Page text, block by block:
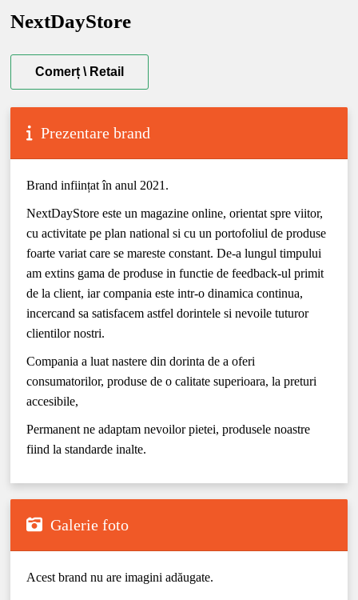
NextDayStore
Comerț \ Retail
Prezentare brand
Brand inființat în anul 2021.
NextDayStore este un magazine online, orientat spre viitor,
cu activitate pe plan national si cu un portofoliul de produse
foarte variat care se mareste constant. De-a lungul timpului
am extins gama de produse in functie de feedback-ul primit
de la client, iar compania este intr-o dinamica continua,
incercand sa satisfacem astfel dorintele si nevoile tuturor
clientilor nostri.
Compania a luat nastere din dorinta de a oferi
consumatorilor, produse de o calitate superioara, la preturi
accesibile,
Permanent ne adaptam nevoilor pietei, produsele noastre
fiind la standarde inalte.
Galerie foto
Acest brand nu are imagini adăugate.